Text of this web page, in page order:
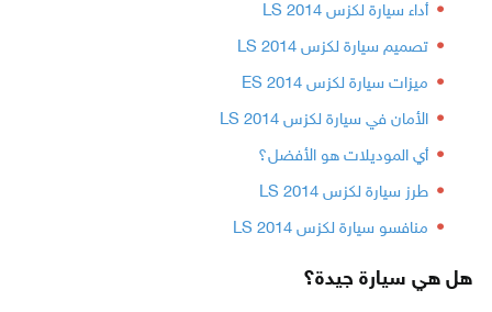
أداء سيارة لكزس LS 2014
تصميم سيارة لكزس LS 2014
ميزات سيارة لكزس ES 2014
الأمان في سيارة لكزس LS 2014
أي الموديلات هو الأفضل؟
طرز سيارة لكزس LS 2014
منافسو سيارة لكزس LS 2014
هل هي سيارة جيدة؟